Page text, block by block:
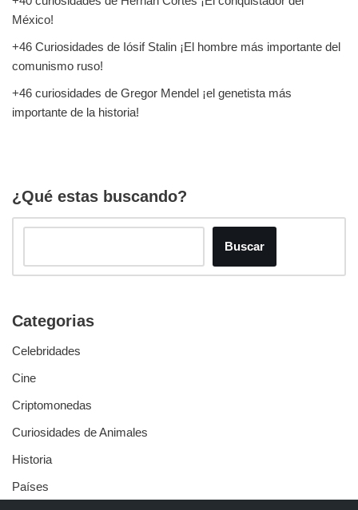
México!
+46 Curiosidades de Iósif Stalin ¡El hombre más importante del
comunismo ruso!
+46 curiosidades de Gregor Mendel ¡el genetista más
importante de la historia!
¿Qué estas buscando?
Buscar
Categorias
Celebridades
Cine
Criptomonedas
Curiosidades de Animales
Historia
Países